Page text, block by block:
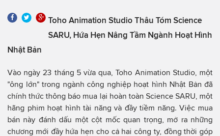
Toho Animation Studio Thâu Tóm Science
SARU, Hứa Hẹn Nâng Tầm Ngành Hoạt Hình
Nhật Bản
Vào ngày 23 tháng 5 vừa qua, Toho Animation Studio, một
"ông lớn" trong ngành công nghiệp hoạt hình Nhật Bản đã
chính thức thông báo mua lại hoàn toàn Science SARU, một
hãng phim hoạt hình tài năng và đầy tiềm năng. Việc mua
bán này đánh dấu một cột mốc quan trọng, mở ra những
chương mới đầy hứa hẹn cho cả hai công ty, đồng thời góp